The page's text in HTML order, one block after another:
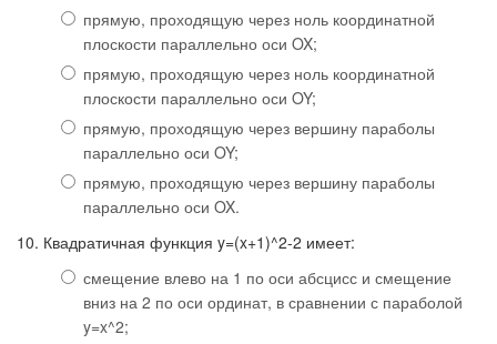
прямую, проходящую через ноль координатной
плоскости параллельно оси OX;
прямую, проходящую через ноль координатной
плоскости параллельно оси OY;
прямую, проходящую через вершину параболы
параллельно оси OY;
прямую, проходящую через вершину параболы
параллельно оси OX.
10. Квадратичная функция y=(x+1)^2-2 имеет:
смещение влево на 1 по оси абсцисс и смещение
вниз на 2 по оси ординат, в сравнении с параболой
y=x^2;